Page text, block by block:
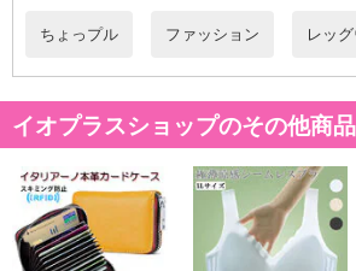
ーしつつ、ショートソックスなので、まるで
・原産国（最終加工地）：中国
・原材料/材質/素材：ポリエステル、綿、ゴ
・商品カラー：グレー・ブラック・ベージュ
・商品サイズ：22.5〜24.5cm
・注意事項：
※対応サイズ最大に近い方で、甲高・幅広
ちょっプル ファッション レッ
イオプラスショップのその他商品